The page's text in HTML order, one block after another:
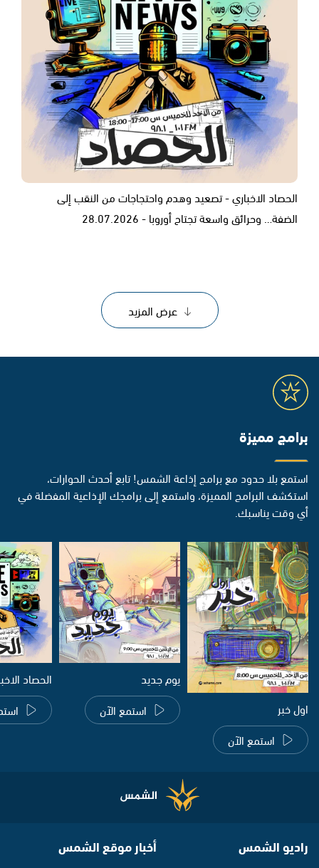
الحصاد الاخباري - تصعيد وهدم واحتجاجات من النقب إلى
الضفة… وحرائق واسعة تجتاح أوروبا - 28.07.2026
عرض المزيد
برامج مميزة
استمع بلا حدود مع برامج إذاعة الشمس! تابع أحدث الحوارات،
استكشف البرامج المميزة، واستمع إلى برامجك الإذاعية المفضلة في
أي وقت يناسبك.
اول خبر
استمع الآن
يوم جديد
استمع الآن
الحصاد
راديو الشمس أخبار موقع الشمس